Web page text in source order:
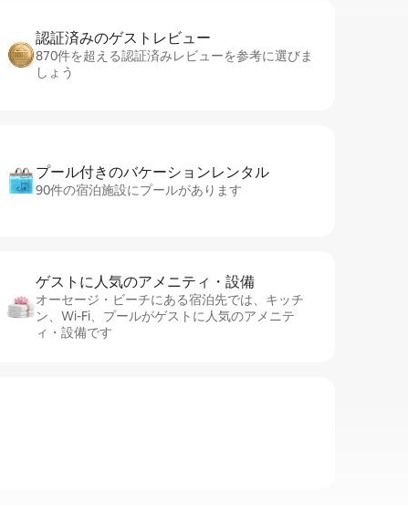
認証済みのゲ⁠ス⁠ト⁠レ⁠ビ⁠ュ⁠ー
870件を超える認証済みレビューを参考に選びま
しょう
プール付きのバ⁠ケ⁠ー⁠シ⁠ョ⁠ンレ⁠ン⁠タ⁠ル
90件の宿泊施設にプールがあります
ゲストに人⁠気⁠のア⁠メ⁠ニ⁠テ⁠ィ・設⁠備
オーセージ・ビーチにある宿泊先では、キッチ
ン、Wi-Fi、プールがゲストに人気のアメニテ
ィ・設備です